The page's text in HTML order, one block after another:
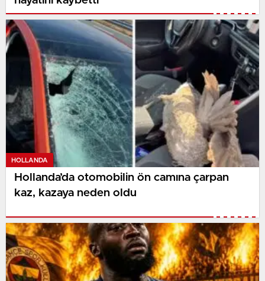
HOLLANDA
Hollanda’da otomobilin ön camına çarpan
kaz, kazaya neden oldu